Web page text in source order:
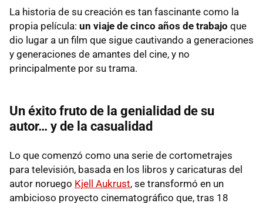
La historia de su creación es tan fascinante como la
propia película: un viaje de cinco años de trabajo que
dio lugar a un film que sigue cautivando a generaciones
y generaciones de amantes del cine, y no
principalmente por su trama.
Un éxito fruto de la genialidad de su
autor… y de la casualidad
Lo que comenzó como una serie de cortometrajes
para televisión, basada en los libros y caricaturas del
autor noruego Kjell Aukrust, se transformó en un
ambicioso proyecto cinematográfico que, tras 18